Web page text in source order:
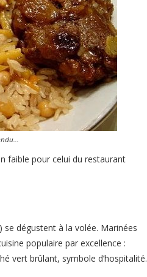
faible pour celui du restaurant
) se dégustent à la volée. Marinées
populaire par excellence :
vert brûlant, symbole d’hospitalité.